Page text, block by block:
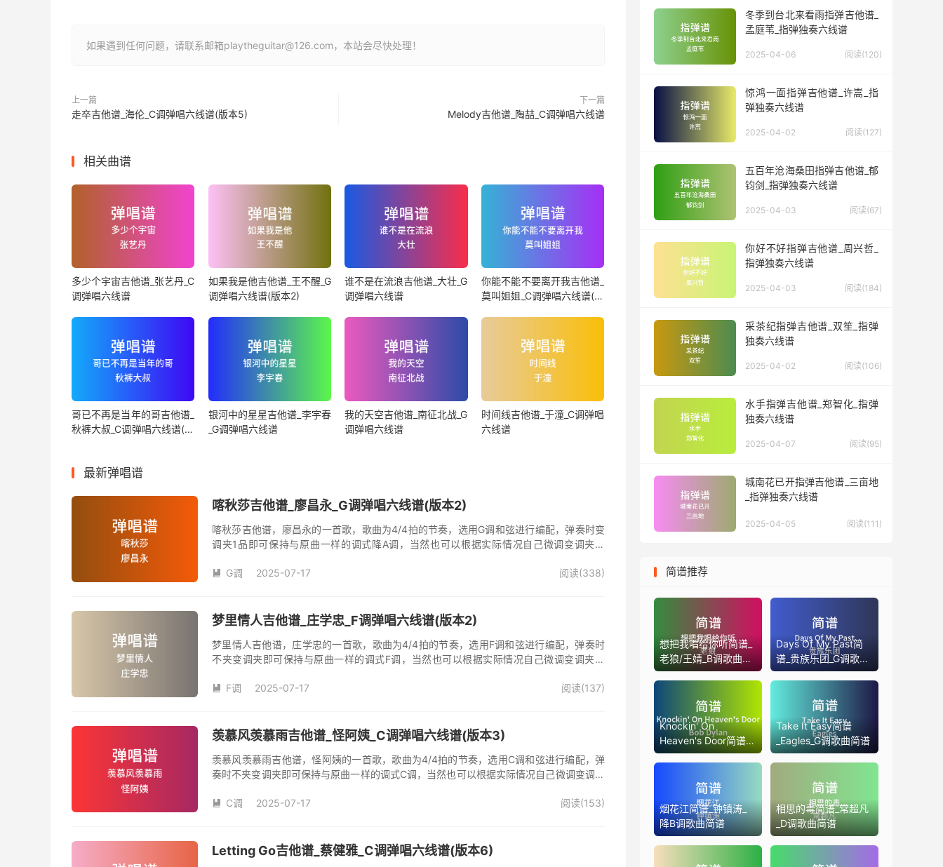
如果遇到任何问题，请联系邮箱playtheguitar@126.com，本站会尽快处理！
上一篇
走卒吉他谱_海伦_C调弹唱六线谱(版本5)
下一篇
Melody吉他谱_陶喆_C调弹唱六线谱
相关曲谱
多少个宇宙吉他谱_张艺丹_C
调弹唱六线谱
如果我是他吉他谱_王不醒_G
调弹唱六线谱(版本2)
谁不是在流浪吉他谱_大壮_G
调弹唱六线谱
你能不能不要离开我吉他谱_
莫叫姐姐_C调弹唱六线谱(版
哥已不再是当年的哥吉他谱_
秋裤大叔_C调弹唱六线谱(版
银河中的星星吉他谱_李宇春
_G调弹唱六线谱
我的天空吉他谱_南征北战_G
调弹唱六线谱
时间线吉他谱_于潼_C调弹唱
六线谱
最新弹唱谱
喀秋莎吉他谱_廖昌永_G调弹唱六线谱(版本2)
喀秋莎吉他谱，廖昌永的一首歌，歌曲为4/4拍的节奏，选用G调和弦进行编配，弹奏时变
调夹1品即可保持与原曲一样的调式降A调，当然也可以根据实际情况自己微调变调夹品
 G调 2025-07-17 阅读(338)
梦里情人吉他谱_庄学忠_F调弹唱六线谱(版本2)
梦里情人吉他谱，庄学忠的一首歌，歌曲为4/4拍的节奏，选用F调和弦进行编配，弹奏时
不夹变调夹即可保持与原曲一样的调式F调，当然也可以根据实际情况自己微调变调夹品
人》是由庄学忠演唱的一首经典歌曲。本吉他谱根据原版F调指法编配，完整的前奏、间奏
 F调 2025-07-17 阅读(137)
羡慕风羡慕雨吉他谱_怪阿姨_C调弹唱六线谱(版本3)
羡慕风羡慕雨吉他谱，怪阿姨的一首歌，歌曲为4/4拍的节奏，选用C调和弦进行编配，弹
奏时不夹变调夹即可保持与原曲一样的调式C调，当然也可以根据实际情况自己微调变调夹
姨演唱的歌曲《羡慕风羡慕雨》原版吉他谱，完整的前奏、间奏、尾奏solo编配，精编完美
 C调 2025-07-17 阅读(153)
Letting Go吉他谱_蔡健雅_C调弹唱六线谱(版本6)
冬季到台北来看雨指弹吉他谱_
孟庭苇_指弹独奏六线谱
2025-04-06 阅读(120)
惊鸿一面指弹吉他谱_许嵩_指
弹独奏六线谱
2025-04-02 阅读(127)
五百年沧海桑田指弹吉他谱_郁
钧剑_指弹独奏六线谱
2025-04-03 阅读(67)
你好不好指弹吉他谱_周兴哲_
指弹独奏六线谱
2025-04-03 阅读(184)
采茶纪指弹吉他谱_双笙_指弹
独奏六线谱
2025-04-02 阅读(106)
水手指弹吉他谱_郑智化_指弹
独奏六线谱
2025-04-07 阅读(95)
城南花已开指弹吉他谱_三亩地
_指弹独奏六线谱
2025-04-05 阅读(111)
简谱推荐
想把我唱给你听简谱_
老狼/王婧_B调歌曲简
谱(版本2)
Days Of My Past简
谱_贵族乐团_G调歌曲
简谱
Knockin' On
Heaven's Door简谱
_Bob Dylan_G调歌曲
Take It Easy简谱
_Eagles_G调歌曲简谱
烟花江简谱_钟镇涛_
降B调歌曲简谱
相思的毒简谱_常超凡
_D调歌曲简谱